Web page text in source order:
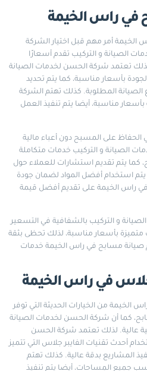
في راس الخيمة
أمر مهم قبل اختيار الشركة
الصيانة و التركيب تقدم أسعارًا
تعتمد شركة الحسن لخدمات الصيانة
بأسعار مناسبة، كما يتم تحديد
الصيانة المطلوبة. كذلك تهتم الشركة
مناسبة، أيضا يتم تنفيذ العمل
الحفاظ على المسبح دون أعباء مالية
الصيانة و التركيب خدمات متكاملة
كما يتم تقديم استشارات للعملاء حول
يتم استخدام أفضل المواد لضمان جودة
راس الخيمة على تقديم أفضل قيمة
و التركيب بالشفافية في التسعير
متميزة بأسعار مناسبة، لذلك تحظى بثقة
صيانة مسابح في راس الخيمة خدمات
في راس الخيمة
من الخيارات الحديثة التي توفر
كما أن شركة الحسن لخدمات الصيانة
عالية. لذلك تعتمد شركة الحسن
أحدث تقنيات الفايبر جلاس التي تتميز
المشاريع بدقة عالية. كذلك تهتم
جميع المساحات، أيضا يتم تنفيذ